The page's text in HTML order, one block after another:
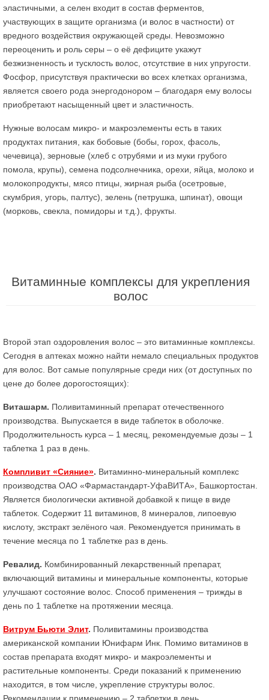
эластичными, а селен входит в состав ферментов,
участвующих в защите организма (и волос в частности) от
вредного воздействия окружающей среды. Невозможно
переоценить и роль серы – о её дефиците укажут
безжизненность и тусклость волос, отсутствие в них упругости.
Фосфор, присутствуя практически во всех клетках организма,
является своего рода энергодонором – благодаря ему волосы
приобретают насыщенный цвет и эластичность.
Нужные волосам микро- и макроэлементы есть в таких
продуктах питания, как бобовые (бобы, горох, фасоль,
чечевица), зерновые (хлеб с отрубями и из муки грубого
помола, крупы), семена подсолнечника, орехи, яйца, молоко и
молокопродукты, мясо птицы, жирная рыба (осетровые,
скумбрия, угорь, палтус), зелень (петрушка, шпинат), овощи
(морковь, свекла, помидоры и т.д.), фрукты.
Витаминные комплексы для укрепления
волос
Второй этап оздоровления волос – это витаминные комплексы.
Сегодня в аптеках можно найти немало специальных продуктов
для волос. Вот самые популярные среди них (от доступных по
цене до более дорогостоящих):
Виташарм. Поливитаминный препарат отечественного
производства. Выпускается в виде таблеток в оболочке.
Продолжительность курса – 1 месяц, рекомендуемые дозы – 1
таблетка 1 раз в день.
Компливит «Сияние». Витаминно-минеральный комплекс
производства ОАО «Фармастандарт-УфаВИТА», Башкортостан.
Является биологически активной добавкой к пище в виде
таблеток. Содержит 11 витаминов, 8 минералов, липоевую
кислоту, экстракт зелёного чая. Рекомендуется принимать в
течение месяца по 1 таблетке раз в день.
Ревалид. Комбинированный лекарственный препарат,
включающий витамины и минеральные компоненты, которые
улучшают состояние волос. Способ применения – трижды в
день по 1 таблетке на протяжении месяца.
Витрум Бьюти Элит. Поливитамины производства
американской компании Юнифарм Инк. Помимо витаминов в
состав препарата входят микро- и макроэлементы и
растительные компоненты. Среди показаний к применению
находится, в том числе, укрепление структуры волос.